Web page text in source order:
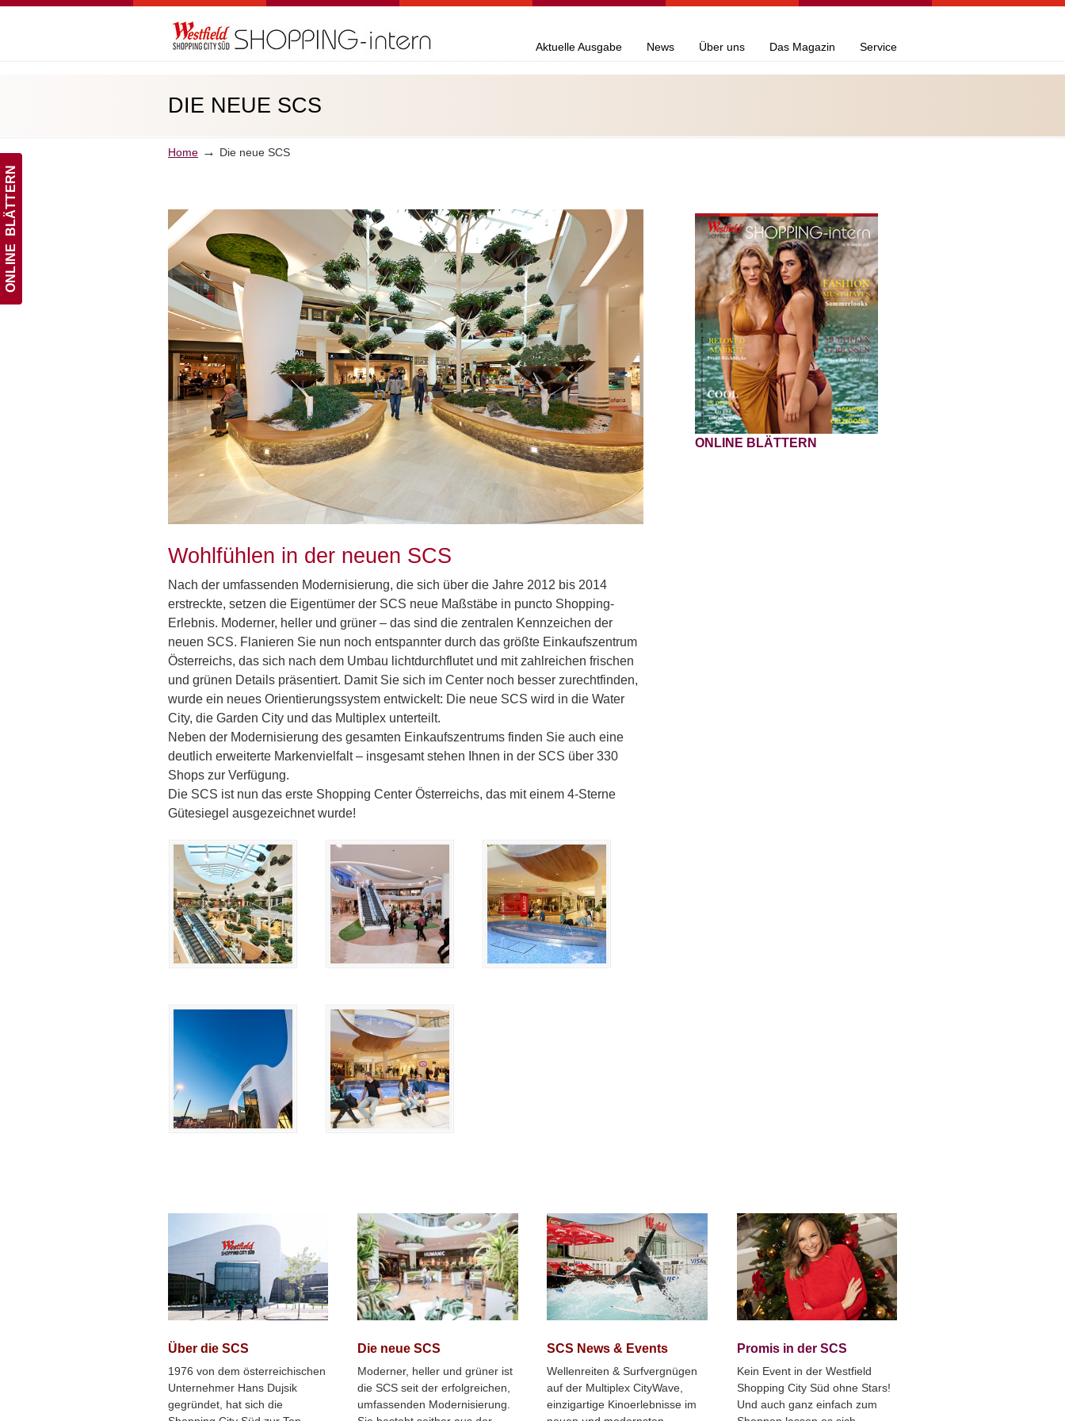
ONLINE BLÄTTERN
Aktuelle Ausgabe News Über uns Das Magazin Service
Navigation
DIE NEUE SCS
Home → Die neue SCS
Wohlfühlen in der neuen SCS
Nach der umfassenden Modernisierung, die sich über die Jahre 2012 bis 2014
erstreckte, setzen die Eigentümer der SCS neue Maßstäbe in puncto Shopping-
Erlebnis. Moderner, heller und grüner – das sind die zentralen Kennzeichen der
neuen SCS. Flanieren Sie nun noch entspannter durch das größte Einkaufszentrum
Österreichs, das sich nach dem Umbau lichtdurchflutet und mit zahlreichen frischen
und grünen Details präsentiert. Damit Sie sich im Center noch besser zurechtfinden,
wurde ein neues Orientierungssystem entwickelt: Die neue SCS wird in die Water
City, die Garden City und das Multiplex unterteilt.
Neben der Modernisierung des gesamten Einkaufszentrums finden Sie auch eine
deutlich erweiterte Markenvielfalt – insgesamt stehen Ihnen in der SCS über 330
Shops zur Verfügung.
Die SCS ist nun das erste Shopping Center Österreichs, das mit einem 4-Sterne
Gütesiegel ausgezeichnet wurde!
ONLINE BLÄTTERN
Über die SCS
1976 von dem österreichischen
Unternehmer Hans Dujsik
gegründet, hat sich die
Die neue SCS
Moderner, heller und grüner ist
die SCS seit der erfolgreichen,
umfassenden Modernisierung.
SCS News & Events
Wellenreiten & Surfvergnügen
auf der Multiplex CityWave,
einzigartige Kinoerlebnisse im
Promis in der SCS
Kein Event in der Westfield
Shopping City Süd ohne Stars!
Und auch ganz einfach zum